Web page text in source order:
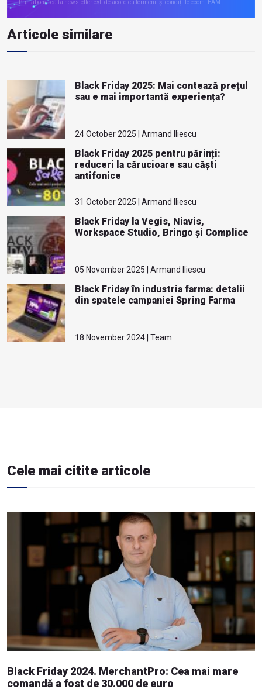
Prin abonarea la newsletter ești de acord cu termenii și condițiile ecomTEAM
Articole similare
Black Friday 2025: Mai contează prețul
sau e mai importantă experiența?
24 October 2025 | Armand Iliescu
Black Friday 2025 pentru părinți:
reduceri la cărucioare sau căști
antifonice
31 October 2025 | Armand Iliescu
Black Friday la Vegis, Niavis,
Workspace Studio, Bringo și Complice
05 November 2025 | Armand Iliescu
Black Friday în industria farma: detalii
din spatele campaniei Spring Farma
18 November 2024 | Team
Cele mai citite articole
Black Friday 2024. MerchantPro: Cea mai mare
comandă a fost de 30.000 de euro